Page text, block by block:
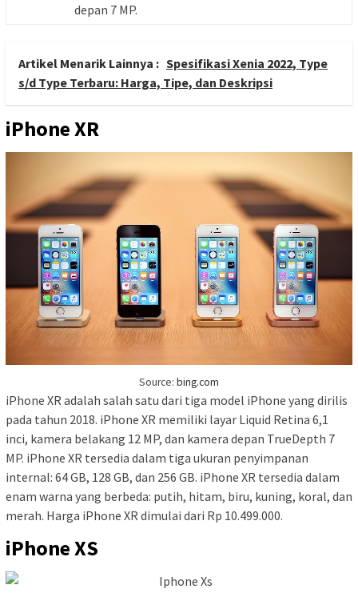
depan 7 MP.
Artikel Menarik Lainnya : Spesifikasi Xenia 2022, Type
s/d Type Terbaru: Harga, Tipe, dan Deskripsi
iPhone XR
Source: bing.com
iPhone XR adalah salah satu dari tiga model iPhone yang dirilis
pada tahun 2018. iPhone XR memiliki layar Liquid Retina 6,1
inci, kamera belakang 12 MP, dan kamera depan TrueDepth 7
MP. iPhone XR tersedia dalam tiga ukuran penyimpanan
internal: 64 GB, 128 GB, dan 256 GB. iPhone XR tersedia dalam
enam warna yang berbeda: putih, hitam, biru, kuning, koral, dan
merah. Harga iPhone XR dimulai dari Rp 10.499.000.
iPhone XS